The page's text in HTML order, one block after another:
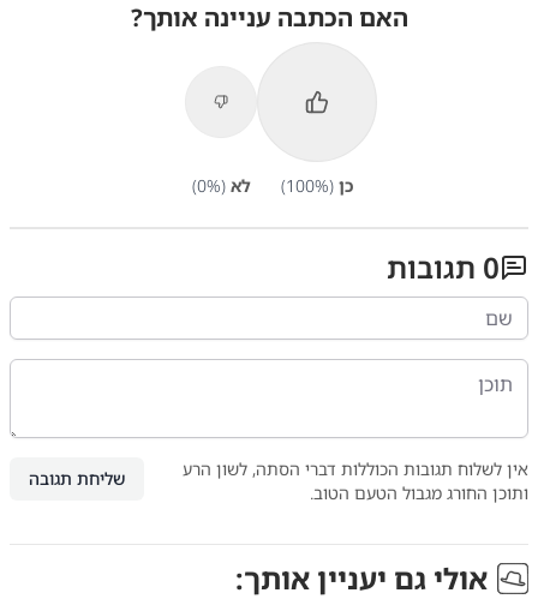
האם הכתבה עניינה אותך?
כן (
100%) לא (
0%)
0 תגובות
אין לשלוח תגובות הכוללות דברי הסתה, לשון הרע
ותוכן החורג מגבול הטעם הטוב.
שליחת תגובה
אולי גם יעניין אותך: